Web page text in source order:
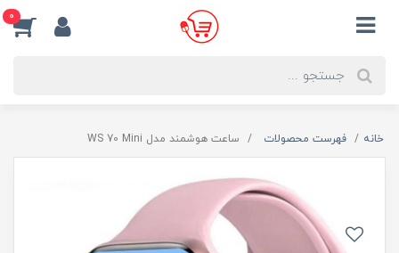
0
خانه فهرست محصولات ساعت هوشمند مدل WS 70 Mini